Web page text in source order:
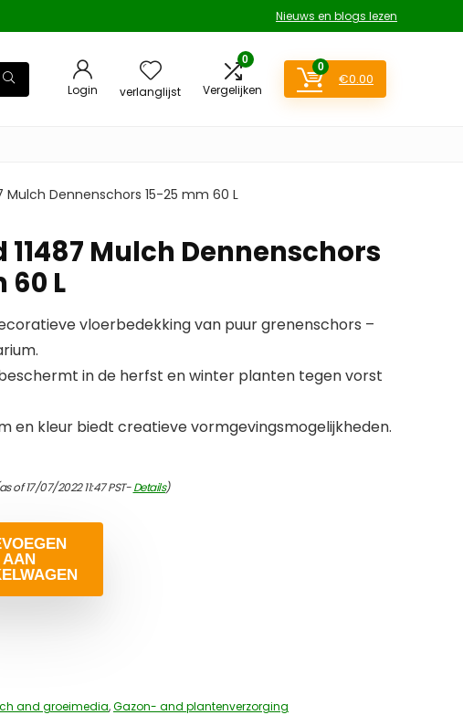
Nieuws en blogs lezen
Login verlanglijst
0
Vergelijken
0
€0.00
Mulch Dennenschors 15-25 mm 60 L
Mulch Dennenschors
60 L
vloerbedekking van puur grenenschors –
in de herfst en winter planten tegen vorst
en kleur biedt creatieve vormgevingsmogelijkheden.
of 17/07/2022 11:47 PST-Details)
AAN
and groeimedia,Gazon- and plantenverzorging